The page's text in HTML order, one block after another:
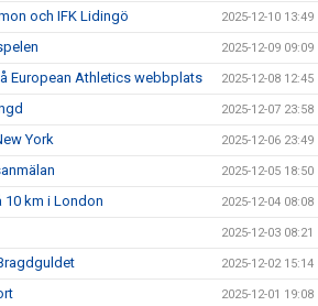
och IFK Lidingö 2025-12-10 13:49
2025-12-09 09:09
European Athletics webbplats 2025-12-08 12:45
2025-12-07 23:58
York 2025-12-06 23:49
2025-12-05 18:50
10 km i London 2025-12-04 08:08
2025-12-03 08:21
2025-12-02 15:14
2025-12-01 19:08